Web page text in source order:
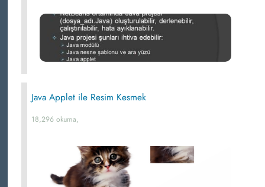
Java Applet ile Resim Kesmek
18,296 okuma,